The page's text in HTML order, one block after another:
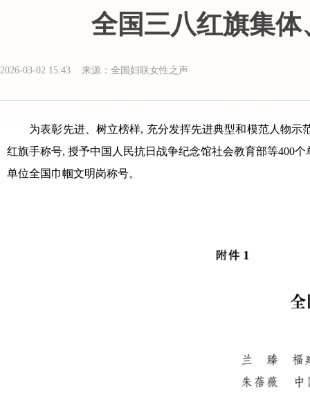
全国三八红旗集
2026-03-02 15:43 来源：全国妇联女性之声
为表彰先进、树立榜样, 充分发挥先进典型和模范人物示
红旗手称号, 授予中国人民抗日战争纪念馆社会教育部等400
单位全国巾帼文明岗称号。